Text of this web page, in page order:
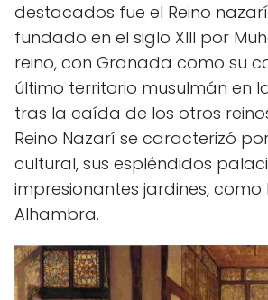
destacados fue el Reino
fundado en el siglo XIII por
reino, con Granada como su
último territorio musulmán en
tras la caída de los otros
Reino Nazarí se caracterizó
cultural, sus espléndidos
impresionantes jardines,
Alhambra.